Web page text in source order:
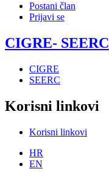
Postani član
Prijavi se
CIGRE- SEERC
CIGRE
SEERC
Korisni linkovi
Korisni linkovi
HR
EN